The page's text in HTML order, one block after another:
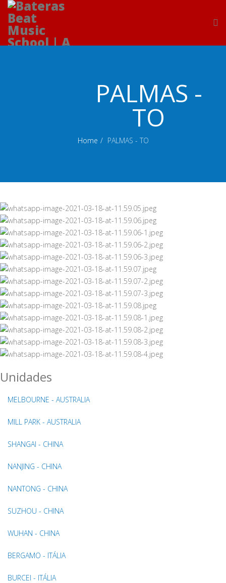
PALMAS -
TO
Home PALMAS - TO
Unidades
MELBOURNE - AUSTRALIA
MILL PARK - AUSTRALIA
SHANGAI - CHINA
NANJING - CHINA
NANTONG - CHINA
SUZHOU - CHINA
WUHAN - CHINA
BERGAMO - ITÁLIA
BURCEI - ITÁLIA